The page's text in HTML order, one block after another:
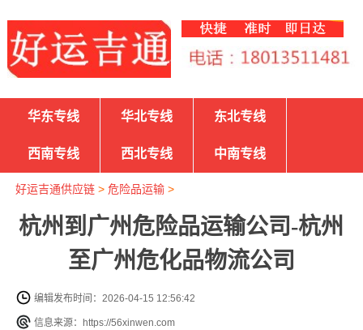
华东专线 华北专线 东北专线
西南专线 西北专线 中南专线
好运吉通供应链> 危险品运输>
杭州到广州危险品运输公司-杭州
至广州危化品物流公司
编辑发布时间：2026-04-15 12:56:42
信息来源：https://56xinwen.com